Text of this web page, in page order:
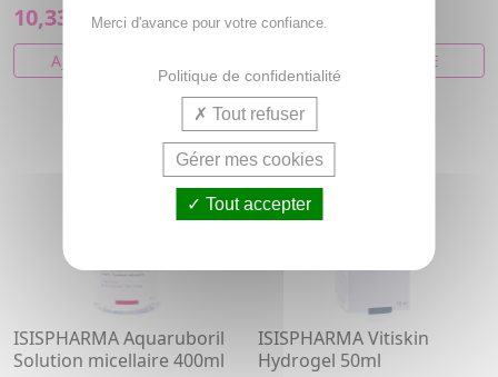
10,33€
AJOUTER AU PANIER
13,45€
VOIR CET ARTICLE
ISISPHARMA Aquaruboril
Solution micellaire 400ml
ISISPHARMA Vitiskin
Hydrogel 50ml
Merci d'avance pour votre confiance.
Politique de confidentialité
Tout refuser
Gérer mes cookies
Tout accepter